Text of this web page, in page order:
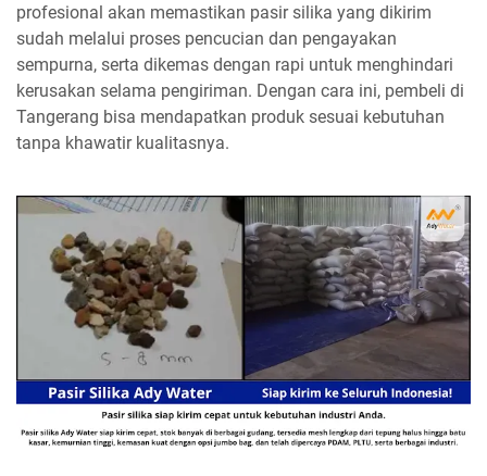
profesional akan memastikan pasir silika yang dikirim
sudah melalui proses pencucian dan pengayakan
sempurna, serta dikemas dengan rapi untuk menghindari
kerusakan selama pengiriman. Dengan cara ini, pembeli di
Tangerang bisa mendapatkan produk sesuai kebutuhan
tanpa khawatir kualitasnya.